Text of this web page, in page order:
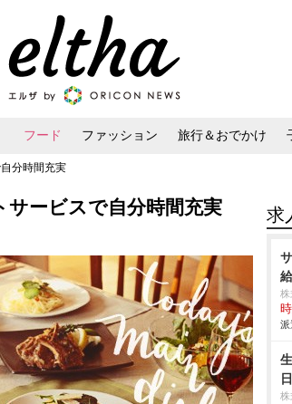
・ボディケア
フード ファッション 旅行＆おでかけ
分時間充実
ービスで自分時間充実 求
株
派
株